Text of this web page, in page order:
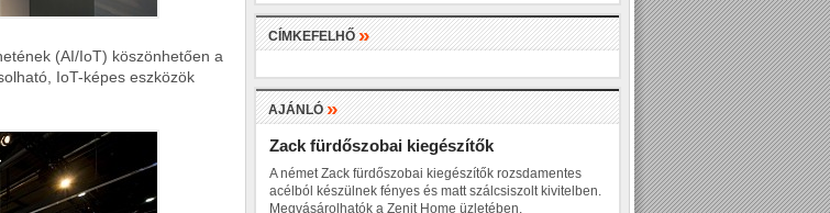
(AI/IoT) köszönhetően a
IoT-képes eszközök
CÍMKEFELHŐ»
AJÁNLÓ»
Zack fürdőszobai kiegészítők
A német Zack fürdőszobai kiegészítők rozsdamentes
acélból készülnek fényes és matt szálcsiszolt kivitelben.
Megvásárolhatók a Zenit Home üzletében.